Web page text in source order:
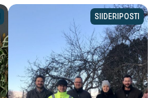
SIIDERIPOSTI